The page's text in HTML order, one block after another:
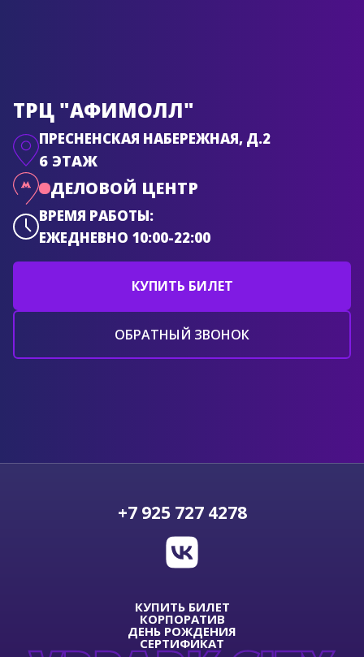
ТРЦ "АФИМОЛЛ"
ПРЕСНЕНСКАЯ НАБЕРЕЖНАЯ, Д.2
6 ЭТАЖ
ДЕЛОВОЙ ЦЕНТР
ВРЕМЯ РАБОТЫ:
ЕЖЕДНЕВНО 10:00-22:00
КУПИТЬ БИЛЕТ
ОБРАТНЫЙ ЗВОНОК
КУПИТЬ БИЛЕТ
КОРПОРАТИВ
ДЕНЬ РОЖДЕНИЯ
СЕРТИФИКАТ
+7 925 727 4278